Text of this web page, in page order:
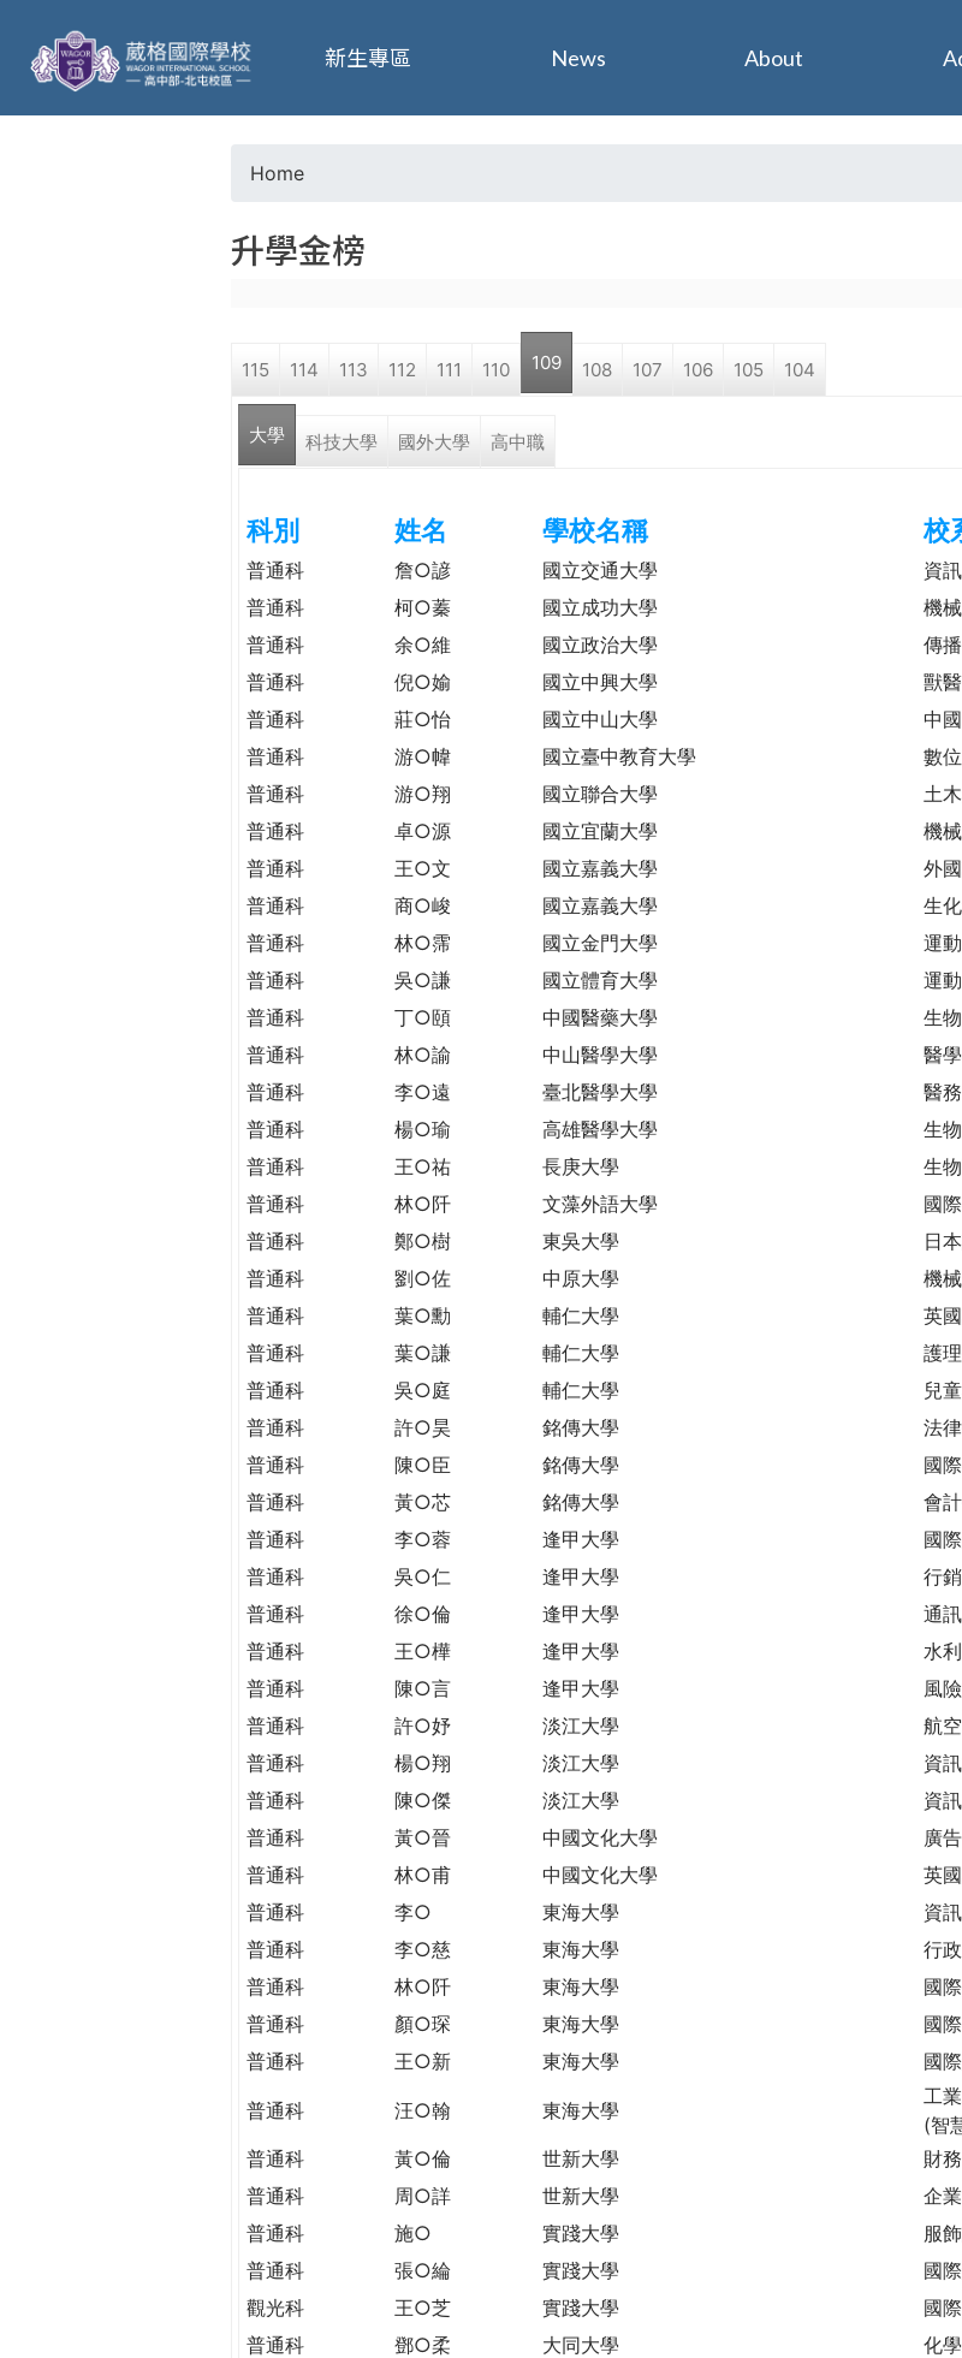
葳
格
o
a
r
h
e
r
e
Home
升學金榜
115 114 113 112 111 110 109 108 107 106 105 104
大學 科技大學 國外大學 高中職
科別 姓名 學校名稱 校
普通科 詹○諺 國立交通大學
資
普通科
柯○蓁 國立成功大學
機
普通科
余○維 國立政治大學
傳
普通科
倪○媮 國立中興大學
獸
普通科
莊○怡 國立中山大學
中
普通科
游○幃 國立臺中教育大學
數
普通科
游○翔 國立聯合大學
土
普通科
卓○源 國立宜蘭大學
機
普通科
王○文 國立嘉義大學
外
普通科
商○峻 國立嘉義大學
生
普通科
林○霈 國立金門大學
運
普通科
吳○謙 國立體育大學
運
普通科
丁○頤 中國醫藥大學
生
普通科
林○諭 中山醫學大學
醫
普通科
李○遠 臺北醫學大學
醫
普通科
楊○瑜 高雄醫學大學
生
普通科
王○祐 長庚大學
生
普通科
林○阡 文藻外語大學
國
普通科
鄭○樹 東吳大學
日
普通科
劉○佐 中原大學
機
普通科
葉○勳 輔仁大學
英
普通科
葉○謙 輔仁大學
護
普通科
吳○庭 輔仁大學
兒
普通科
許○昊 銘傳大學
法
普通科
陳○臣 銘傳大學
國
普通科
黃○芯 銘傳大學
會
普通科
李○蓉 逢甲大學
國
普通科
吳○仁 逢甲大學
行
普通科
徐○倫 逢甲大學
通
普通科
王○樺 逢甲大學
水
普通科
陳○言 逢甲大學
風
普通科
許○妤 淡江大學
航
普通科
楊○翔 淡江大學
資
普通科
陳○傑 淡江大學
資
普通科
黃○晉 中國文化大學
廣
普通科
林○甫 中國文化大學
英
普通科
李○ 東海大學
資
普通科
李○慈 東海大學
行
普通科
林○阡 東海大學
國
普通科
顏○琛 東海大學
國
普通科
王○新 東海大學 國
普通科 汪○翰 東海大學
工
(智
普通科
黃○倫 世新大學
財
普通科
周○詳 世新大學
企
普通科
施○ 實踐大學
服
普通科
張○綸 實踐大學
國
觀光科
王○芝 實踐大學
國
普通科
鄧○柔 大同大學
化
新生專區 News About